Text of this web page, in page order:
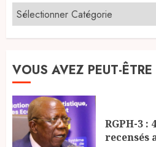
VOUS AVEZ PEUT-
RGPH-3 :
recensés